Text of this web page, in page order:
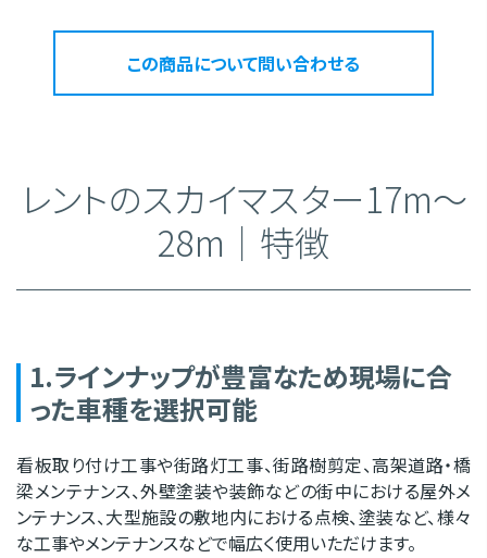
この商品について問い合わせる
レントのスカイマスター17m～
28m│特徴
1.ラインナップが豊富なため現場に合
った車種を選択可能
看板取り付け工事や街路灯工事、街路樹剪定、高架道路・橋
梁メンテナンス、外壁塗装や装飾などの街中における屋外メ
ンテナンス、大型施設の敷地内における点検、塗装など、様々
な工事やメンテナンスなどで幅広く使用いただけます。